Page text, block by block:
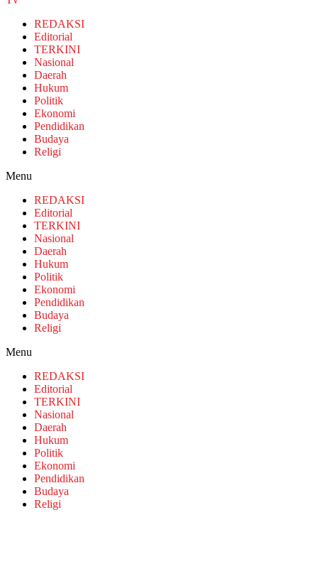
REDAKSI
Editorial
TERKINI
Nasional
Daerah
Hukum
Politik
Ekonomi
Pendidikan
Budaya
Religi
Menu
REDAKSI
Editorial
TERKINI
Nasional
Daerah
Hukum
Politik
Ekonomi
Pendidikan
Budaya
Religi
Menu
REDAKSI
Editorial
TERKINI
Nasional
Daerah
Hukum
Politik
Ekonomi
Pendidikan
Budaya
Religi